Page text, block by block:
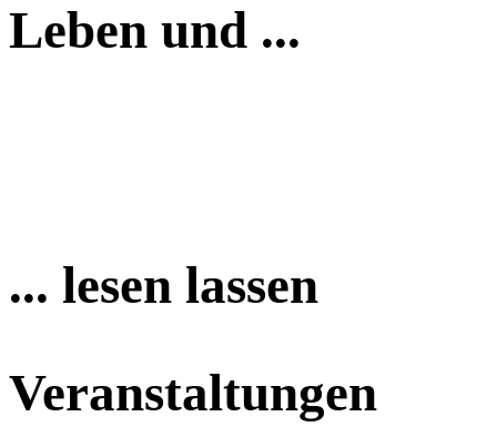
Leben und ...
... lesen lassen
Veranstaltungen